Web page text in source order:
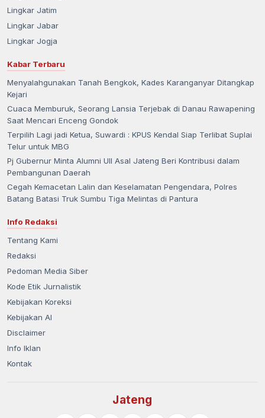
Lingkar Jatim
Lingkar Jabar
Lingkar Jogja
Kabar Terbaru
Menyalahgunakan Tanah Bengkok, Kades Karanganyar Ditangkap
Kejari
Cuaca Memburuk, Seorang Lansia Terjebak di Danau Rawapening
Saat Mencari Enceng Gondok
Terpilih Lagi jadi Ketua, Suwardi : KPUS Kendal Siap Terlibat Suplai
Telur untuk MBG
Pj Gubernur Minta Alumni UII Asal Jateng Beri Kontribusi dalam
Pembangunan Daerah
Cegah Kemacetan Lalin dan Keselamatan Pengendara, Polres
Batang Batasi Truk Sumbu Tiga Melintas di Pantura
Info Redaksi
Tentang Kami
Redaksi
Pedoman Media Siber
Kode Etik Jurnalistik
Kebijakan Koreksi
Kebijakan AI
Disclaimer
Info Iklan
Kontak
Jateng